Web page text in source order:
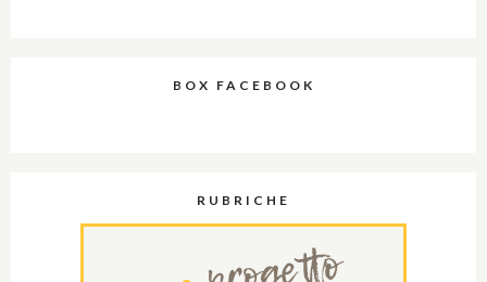
BOX FACEBOOK
RUBRICHE